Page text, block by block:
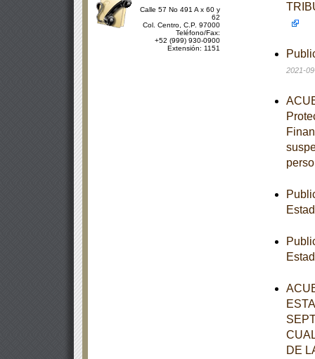
Calle 57 No 491 A x 60 y
62
Col. Centro, C.P. 97000
Teléfono/Fax:
+52 (999) 930-0900
Extensión: 1151
2021-
DE